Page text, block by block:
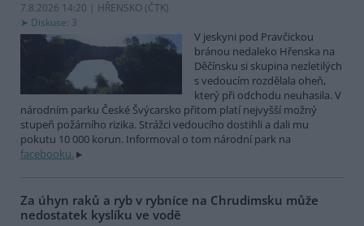
7.8.2026 14:20 | HŘENSKO (ČTK)
Diskuse: 3
V jeskyni pod Pravčickou
bránou nedaleko Hřenska na
Děčínsku si skupina nezletilých
s vedoucím rozdělala oheň,
který při odchodu neuhasila. V
národním parku České Švýcarsko přitom platí nejvyšší možný
stupeň požárního rizika. Strážci vedoucího dostihli a dali mu
pokutu 10 000 korun. Informoval o tom národní park na
facebooku.
Za úhyn raků a ryb v rybníce na Chrudimsku může
nedostatek kyslíku ve vodě